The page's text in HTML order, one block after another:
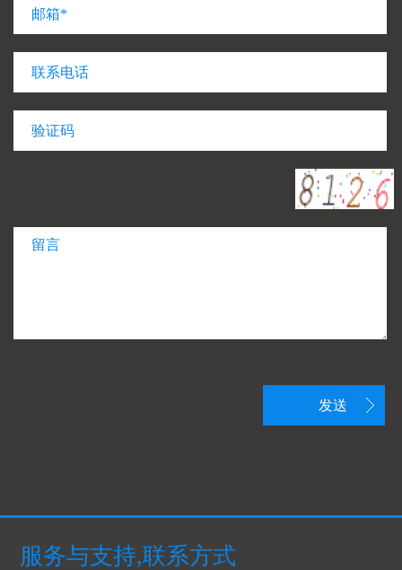
发送
服务与支持,联系方式